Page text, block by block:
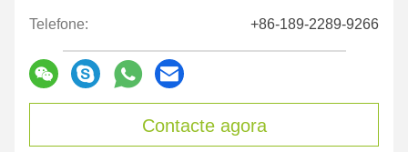
Telefone: +86-189-2289-9266
Contacte agora